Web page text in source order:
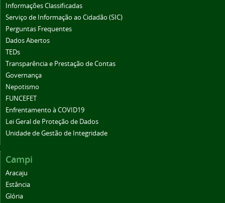
Informações Classificadas
Serviço de Informação ao Cidadão (SIC)
Perguntas Frequentes
Dados Abertos
TEDs
Transparência e Prestação de Contas
Governança
Nepotismo
FUNCEFET
Enfrentamento à COVID19
Lei Geral de Proteção de Dados
Unidade de Gestão de Integridade
Campi
Aracaju
Estância
Glória